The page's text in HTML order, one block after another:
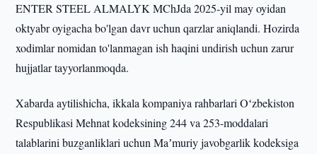
ENTER STEEL ALMALYK MChJda 2025-yil may oyidan
oktyabr oyigacha bo'lgan davr uchun qarzlar aniqlandi. Hozirda
xodimlar nomidan to'lanmagan ish haqini undirish uchun zarur
hujjatlar tayyorlanmoqda.
Xabarda aytilishicha, ikkala kompaniya rahbarlari Oʻzbekiston
Respublikasi Mehnat kodeksining 244 va 253-moddalari
talablarini buzganliklari uchun Maʼmuriy javobgarlik kodeksiga